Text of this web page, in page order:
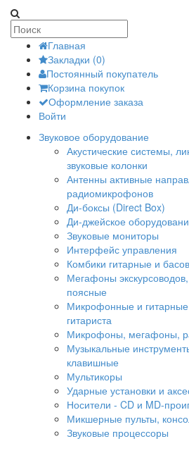
Главная
Закладки (0)
Постоянный покупатель
Корзина покупок
Оформление заказа
Войти
Звуковое оборудование
Акустические системы,
звуковые колонки
Антенны активные
радиомикрофонов
Ди-боксы (Direct Box)
Ди-джейское
Звуковые мониторы
Интерфейс управления
Комбики гитарные и
Мегафоны
поясные
Микрофонные и гитарные
гитариста
Микрофоны, мегафоны,
Музыкальные
клавишные
Мультикоры
Ударные установки и
Носители - CD и MD-
Микшерные пульты,
Звуковые процессоры